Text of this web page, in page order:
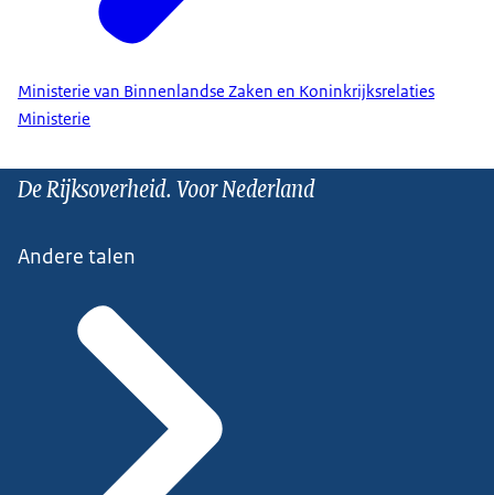
Ministerie van Binnenlandse Zaken en Koninkrijksrelaties
Ministerie
De Rijksoverheid. Voor Nederland
Andere talen